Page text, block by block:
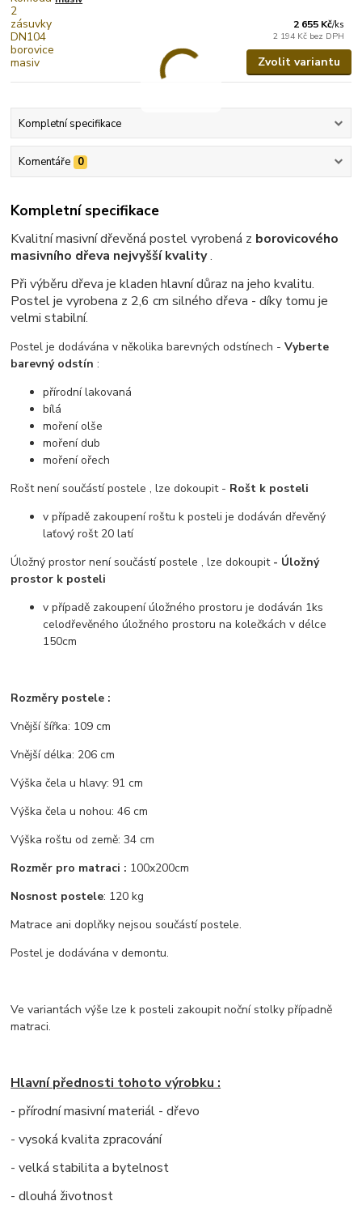
2 655 Kč/ks
2 194 Kč bez DPH
Zvolit variantu
Kompletní specifikace
Komentáře 0
Kompletní specifikace
Kvalitní masivní dřevěná postel vyrobená z borovicového
masivního dřeva nejvyšší kvality.
Při výběru dřeva je kladen hlavní důraz na jeho kvalitu.
Postel je vyrobena z 2,6 cm silného dřeva - díky tomu je
velmi stabilní.
Postel je dodávána v několika barevných odstínech -Vyberte
barevný odstín :
přírodní lakovaná
bílá
moření olše
moření dub
moření ořech
Rošt není součástí postele , lze dokoupit - Rošt k posteli
v případě zakoupení roštu k posteli je dodáván dřevěný
laťový rošt 20 latí
Úložný prostor není součástí postele , lze dokoupit- Úložný
prostor k posteli
v případě zakoupení úložného prostoru je dodáván 1ks
celodřevěného úložného prostoru na kolečkách v délce
150cm
Rozměry postele :
Vnější šířka: 109 cm
Vnější délka: 206 cm
Výška čela u hlavy: 91 cm
Výška čela u nohou: 46 cm
Výška roštu od země: 34 cm
Rozměr pro matraci : 100x200cm
Nosnost postele: 120 kg
Matrace ani doplňky nejsou součástí postele.
Postel je dodávána v demontu.
Ve variantách výše lze k posteli zakoupit noční stolky případně
matraci.
Hlavní přednosti tohoto výrobku :
- přírodní masivní materiál - dřevo
- vysoká kvalita zpracování
- velká stabilita a bytelnost
- dlouhá životnost